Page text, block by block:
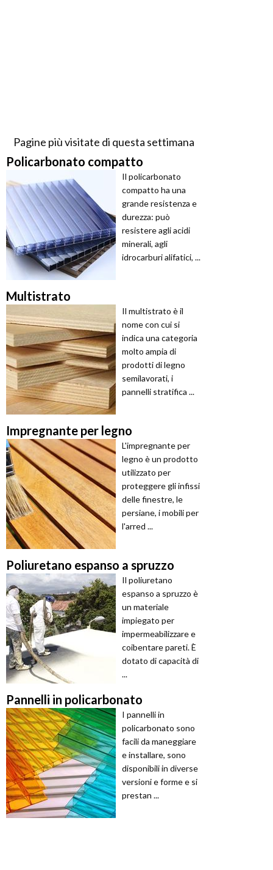
Pagine più visitate di questa settimana
Policarbonato compatto
Il policarbonato
compatto ha una
grande resistenza e
durezza: può
resistere agli acidi
minerali, agli
idrocarburi alifatici, ...
Multistrato
Il multistrato è il
nome con cui si
indica una categoria
molto ampia di
prodotti di legno
semilavorati, i
pannelli stratifica ...
Impregnante per legno
L'impregnante per
legno è un prodotto
utilizzato per
proteggere gli infissi
delle finestre, le
persiane, i mobili per
l'arred ...
Poliuretano espanso a spruzzo
Il poliuretano
espanso a spruzzo è
un materiale
impiegato per
impermeabilizzare e
coibentare pareti. È
dotato di capacità di
...
Pannelli in policarbonato
I pannelli in
policarbonato sono
facili da maneggiare
e installare, sono
disponibili in diverse
versioni e forme e si
prestan ...